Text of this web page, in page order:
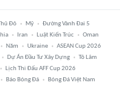
Đô Mỹ
Đường Vành Đai 5
Iran Luật Kiến Trúc
Oman
Năm Ukraine
ASEAN Cup 2026
Dự Án Đầu Tư Xây Dựng
Tô Lâm
Lịch Thi Đấu AFF Cup 2026
Báo Bóng Đá Bóng Đá Việt Nam